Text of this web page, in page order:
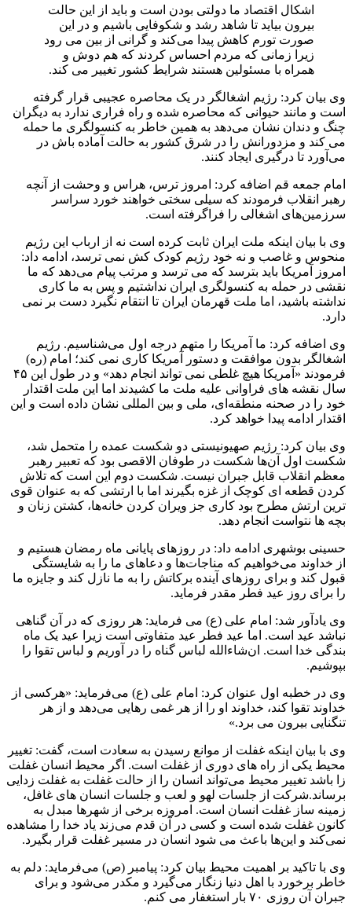
اشکال اقتصاد ما دولتی بودن است و باید از این حالت
بیرون بیاید تا شاهد رشد و شکوفایی باشیم و در این
صورت تورم کاهش پیدا می‌کند و گرانی از بین می رود
زیرا زمانی که مردم احساس کردند که هم دوش و
همراه با مسئولین هستند شرایط کشور تغییر می کند.
وی بیان کرد: رژیم اشغالگر در یک محاصره عجیبی قرار گرفته
است و مانند حیوانی که محاصره شده و راه فراری ندارد به دیگران
چنگ و دندان نشان می‌دهد به همین خاطر به کنسولگری ما حمله
می کند و مزدورانش را در شرق کشور به حالت آماده باش در
می‌آورد تا درگیری ایجاد کنند.
امام جمعه قم اضافه کرد: امروز ترس، هراس و وحشت از آنچه
رهبر انقلاب فرمودند که سیلی سختی خواهند خورد سراسر
سرزمین‌های‌ اشغالی را فراگرفته است.
وی با بیان اینکه ملت ایران ثابت کرده است نه از ارباب این رژیم
منحوس و غاصب و نه خود رژیم کودک کش نمی‌ ترسد، ادامه داد:
امروز آمریکا باید بترسد که می ترسد و مرتب پیام می‌دهد که ما
نقشی در حمله به کنسولگری ایران نداشتیم و پس به ما کاری
نداشته باشید، اما ملت قهرمان ایران تا انتقام نگیرد دست بر نمی
دارد.
وی اضافه کرد: ما آمریکا را متهم درجه اول می‌شناسیم. رژیم
اشغالگر بدون موافقت و دستور آمریکا کاری نمی کند؛ امام (ره)
فرمودند «آمریکا هیچ غلطی نمی تواند انجام دهد» و در طول این ۴۵
سال نقشه های فراوانی علیه ملت ما کشیدند اما این ملت اقتدار
خود را در صحنه منطقه‌ای، ملی و بین المللی نشان داده است و این
اقتدار ادامه پیدا خواهد کرد.
وی بیان کرد: رژیم صهیونیستی دو شکست عمده را متحمل شد،
شکست اول آن‌ها شکست در طوفان الاقصی بود که تعبیر رهبر
معظم انقلاب قابل جبران نیست. شکست دوم این است که تلاش
کردن قطعه ای کوچک از غزه بگیرند اما با ارتشی که به عنوان قوی
ترین ارتش مطرح بود کاری جز ویران کردن خانه‌ها، کشتن زنان و
بچه ها نتواست انجام دهد.
حسینی بوشهری ادامه داد: در روزهای پایانی ماه رمضان هستیم و
از خداوند می‌خواهیم که مناجات‌ها و دعاهای ما را به شایستگی
قبول کند و برای روزهای آینده برکاتش را به ما نازل کند و جایزه ما
را برای روز عید فطر مقدر فرماید.
وی یادآور شد: امام علی (ع) می فرماید: هر روزی که در آن گناهی
نباشد عید است. اما عید فطر عید متفاوتی است زیرا عید یک ماه
بندگی خدا است. ان‌شاءالله لباس گناه را در آوریم و لباس تقوا را
بپوشیم.
وی در خطبه اول عنوان کرد: امام علی (ع) می‌فرماید: «هرکسی از
خداوند تقوا کند، خداوند او را از هر غمی رهایی می‌دهد و از هر
تنگنایی بیرون می برد.»
وی با بیان اینکه غفلت از موانع رسیدن به سعادت است، گفت: تغییر
محیط یکی از راه های دوری از غفلت است. اگر محیط انسان غفلت
زا باشد تغییر محیط می‌تواند انسان را از حالت غفلت به غفلت زدایی
برساند.شرکت از جلسات لهو و لعب و جلسات انسان های غافل،
زمینه ساز غفلت انسان است. امروزه برخی از شهرها مبدل به
کانون غفلت شده است و کسی در آن قدم می‌زند یاد خدا را مشاهده
نمی‌کند و این‌ها باعث می شود انسان در مسیر غفلت قرار بگیرد.
وی با تاکید بر اهمیت محیط بیان کرد: پیامبر (ص) می‌فرماید: دلم به
خاطر برخورد با اهل دنیا زنگار می‌گیرد و مکدر می‌شود و برای
جبران آن روزی ۷۰ بار استغفار می کنم.